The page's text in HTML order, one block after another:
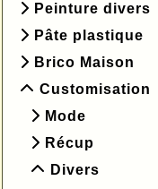
Peinture divers
Pâte plastique
Brico Maison
Customisation
Mode
Récup
Divers